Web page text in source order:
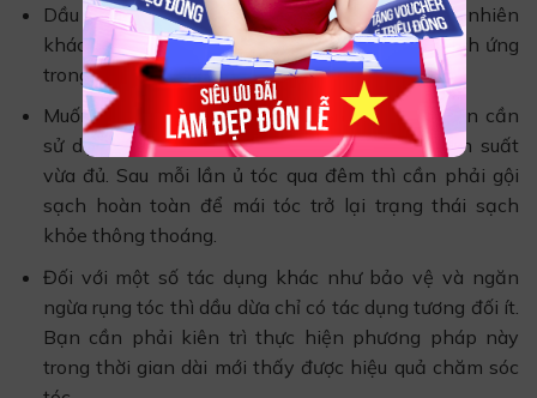
Dầu dừa cũng giống như các loại tinh dầu thiên nhiên
khác có thể khiến cho mái tóc bị nhờn hoặc kích ứng
trong quá trình sử dụng.
Muốn tránh tình trạng tắc nghẽn nang tóc, bạn cần
sử dụng dầu dừa dưỡng tóc nhanh dài với tần suất
vừa đủ. Sau mỗi lần ủ tóc qua đêm thì cần phải gội
sạch hoàn toàn để mái tóc trở lại trạng thái sạch
khỏe thông thoáng.
Đối với một số tác dụng khác như bảo vệ và ngăn
ngừa rụng tóc thì dầu dừa chỉ có tác dụng tương đối ít.
Bạn cần phải kiên trì thực hiện phương pháp này
trong thời gian dài mới thấy được hiệu quả chăm sóc